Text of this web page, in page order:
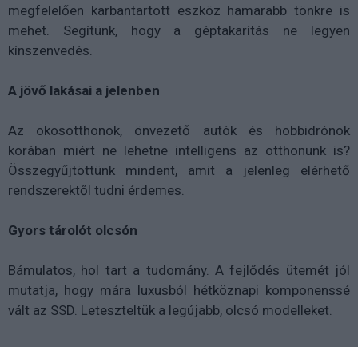
megfelelően karbantartott eszköz hamarabb tönkre is
mehet. Segítünk, hogy a géptakarítás ne legyen
kínszenvedés.
A jövő lakásai a jelenben
Az okosotthonok, önvezető autók és hobbidrónok
korában miért ne lehetne intelligens az otthonunk is?
Összegyűjtöttünk mindent, amit a jelenleg elérhető
rendszerektől tudni érdemes.
Gyors tárolót olcsón
Bámulatos, hol tart a tudomány. A fejlődés ütemét jól
mutatja, hogy mára luxusból hétköznapi komponenssé
vált az SSD. Leteszteltük a legújabb, olcsó modelleket.